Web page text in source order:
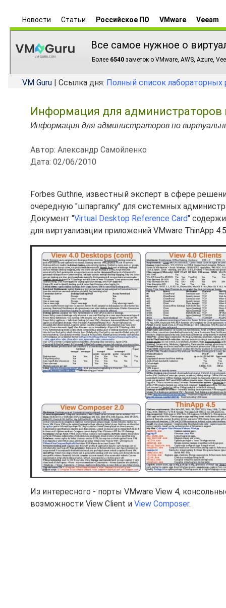
Новости Статьи Российское ПО VMware Veeam
Все самое нужное о
Более 6540 заметок о VMware, AWS, Azure,
VM Guru | Ссылка дня: Полный список лабораторных
Информация для администраторов
Информация для администраторов по
Автор: Александр Самойленко
Дата: 02/06/2010
Forbes Guthrie, известный эксперт в сфере
очередную "шпаргалку" для системных
Документ "Virtual Desktop Reference Card"
для виртуализации приложений VMware ThinApp
Из интересного - порты VMware View 4,
возможности View Client и View Composer.